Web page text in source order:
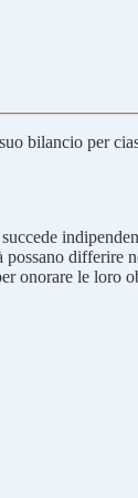
bilancio per
differire
onorare le loro